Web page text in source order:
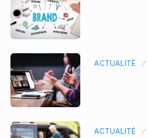
ACTUALITÉ
ACTUALITÉ